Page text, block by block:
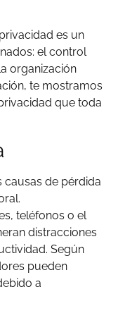
es un
el control
organización
te mostramos
que toda
causas de pérdida
teléfonos o el
distracciones
Según
pueden
a